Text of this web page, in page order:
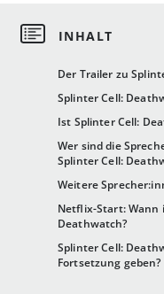
Der Trailer zu
Splinter Cell:
Ist Splinter Cell:
Wer sind die
Splinter Cell:
Weitere
Netflix-Start: Wann
Deathwatch?
Splinter Cell:
Fortsetzung geben?